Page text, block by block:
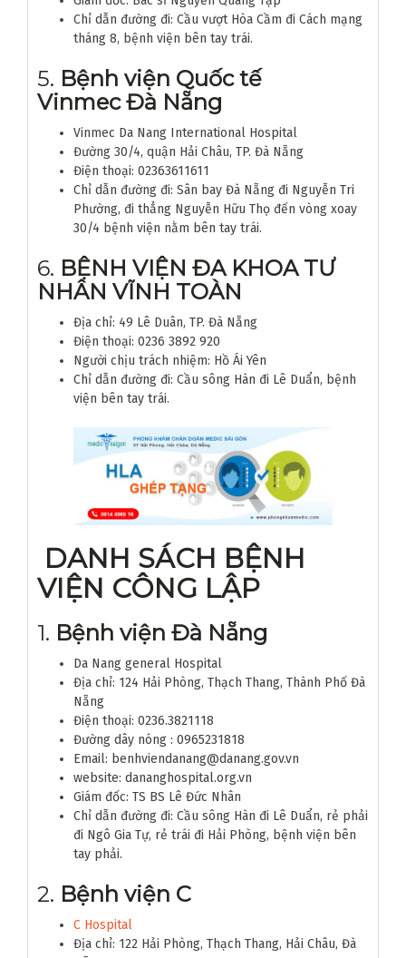
Chỉ dẫn đường đi: Cầu vượt Hòa Cầm đi Cách mạng
tháng 8, bệnh viện bên tay trái.
5. Bệnh viện Quốc tế
Vinmec Đà Nẵng
Vinmec Da Nang International Hospital
Đường 30/4, quận Hải Châu, TP. Đà Nẵng
Điện thoại: 02363611611
Chỉ dẫn đường đi: Sân bay Đà Nẵng đi Nguyễn Tri
Phường, đi thẳng Nguyễn Hữu Thọ đến vòng xoay
30/4 bệnh viện nằm bên tay trái.
6. BỆNH VIỆN ĐA KHOA TƯ
NHÂN VĨNH TOÀN
Địa chỉ: 49 Lê Duân, TP. Đà Nẵng
Điện thoại: 0236 3892 920
Người chịu trách nhiệm: Hồ Ái Yên
Chỉ dẫn đường đi: Cầu sông Hàn đi Lê Duẩn, bệnh
viện bên tay trái.
DANH SÁCH BỆNH
VIỆN CÔNG LẬP
1. Bệnh viện Đà Nẵng
Da Nang general Hospital
Địa chỉ: 124 Hải Phòng, Thạch Thang, Thành Phố Đà
Nẵng
Điện thoại: 0236.3821118
Đường dây nóng : 0965231818
Email: benhviendanang@danang.gov.vn
website: dananghospital.org.vn
Giám đốc: TS BS Lê Đức Nhân
Chỉ dẫn đường đi: Cầu sông Hàn đi Lê Duẩn, rẻ phải
đi Ngô Gia Tự, rẻ trái đi Hải Phòng, bệnh viện bên
tay phải.
2. Bệnh viện C
C Hospital
Địa chỉ: 122 Hải Phòng, Thạch Thang, Hải Châu, Đà